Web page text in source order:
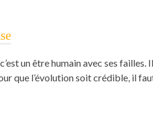
un être humain avec ses failles.
que l’évolution soit crédible, il